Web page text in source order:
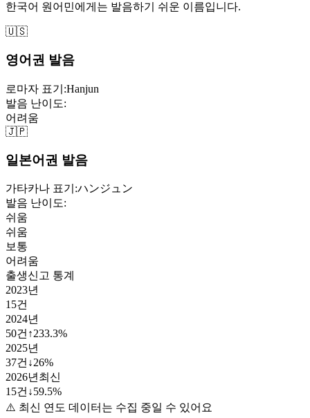
한국어 원어민에게는 발음하기 쉬운 이름입니다.
🇺🇸
영어권 발음
로마자 표기:Hanjun
발음 난이도:
어려움
🇯🇵
일본어권 발음
가타카나 표기:ハンジュン
발음 난이도:
쉬움
쉬움
보통
어려움
출생신고 통계
2023년
15건
2024년
50건 ↑233.3%
2025년
37건 ↓26%
2026년 최신
15건 ↓59.5%
⚠️ 최신 연도 데이터는 수집 중일 수 있어요